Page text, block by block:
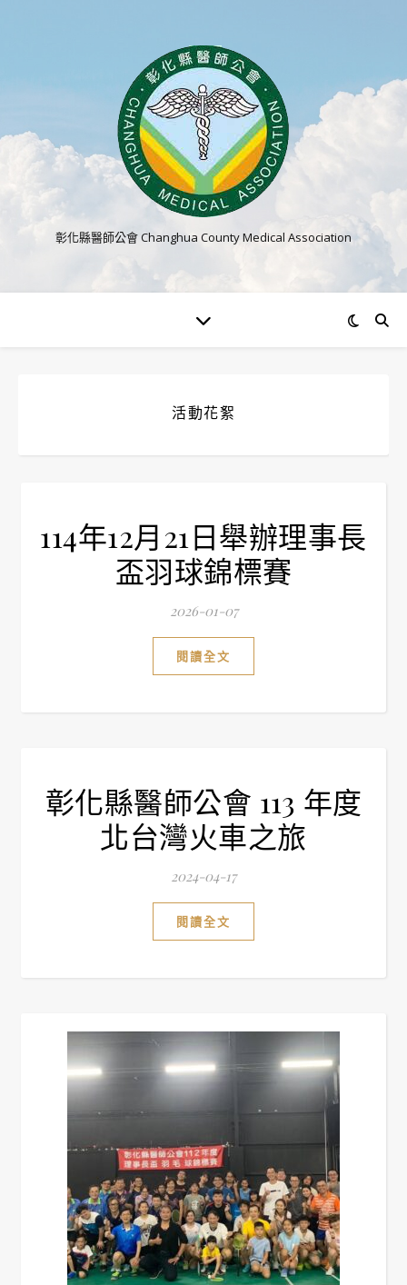
彰化縣醫師公會 Changhua County Medical Association
活動花絮
114年12月21日舉辦理事長
盃羽球錦標賽
2026-01-07
閱讀全文
彰化縣醫師公會 113 年度
北台灣火車之旅
2024-04-17
閱讀全文